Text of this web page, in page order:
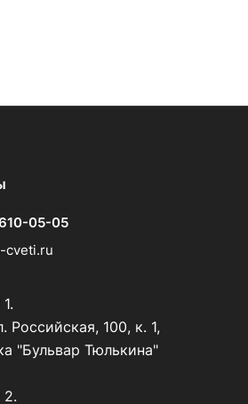
05-05
cveti.ru
Российская, 100, к. 1,
"Бульвар Тюлькина"